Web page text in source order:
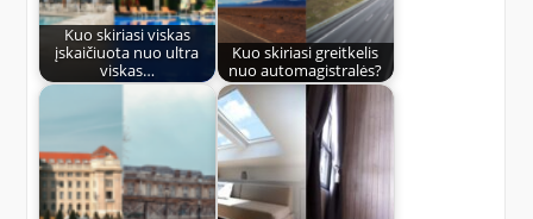
Kuo skiriasi viskas
įskaičiuota nuo ultra
viskas…
Kuo skiriasi greitkelis
nuo automagistralės?